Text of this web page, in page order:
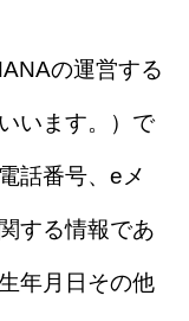
の運営する
います。）で
話番号、eメ
する情報であ
年月日その他